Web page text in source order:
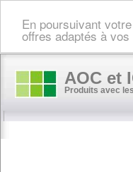
En poursuivant
offres adaptés à
AOC et
Produits avec